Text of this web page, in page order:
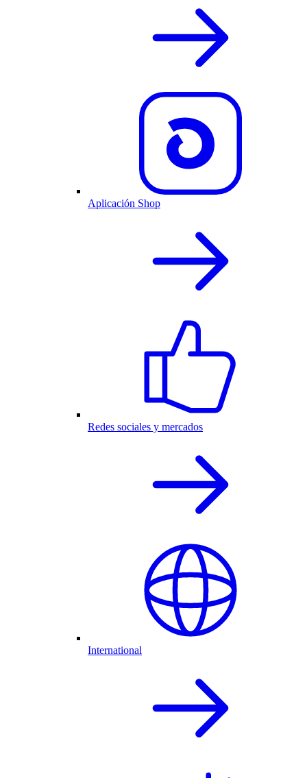
Aplicación Shop
Redes sociales y mercados
International